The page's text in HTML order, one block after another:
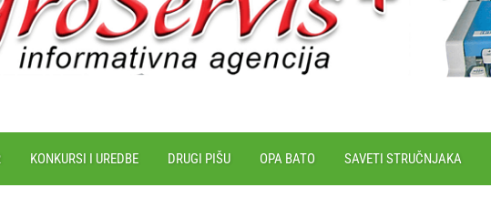
KONKURSI I UREDBE DRUGI PIŠU OPA BATO SAVETI STRUČNJAKA